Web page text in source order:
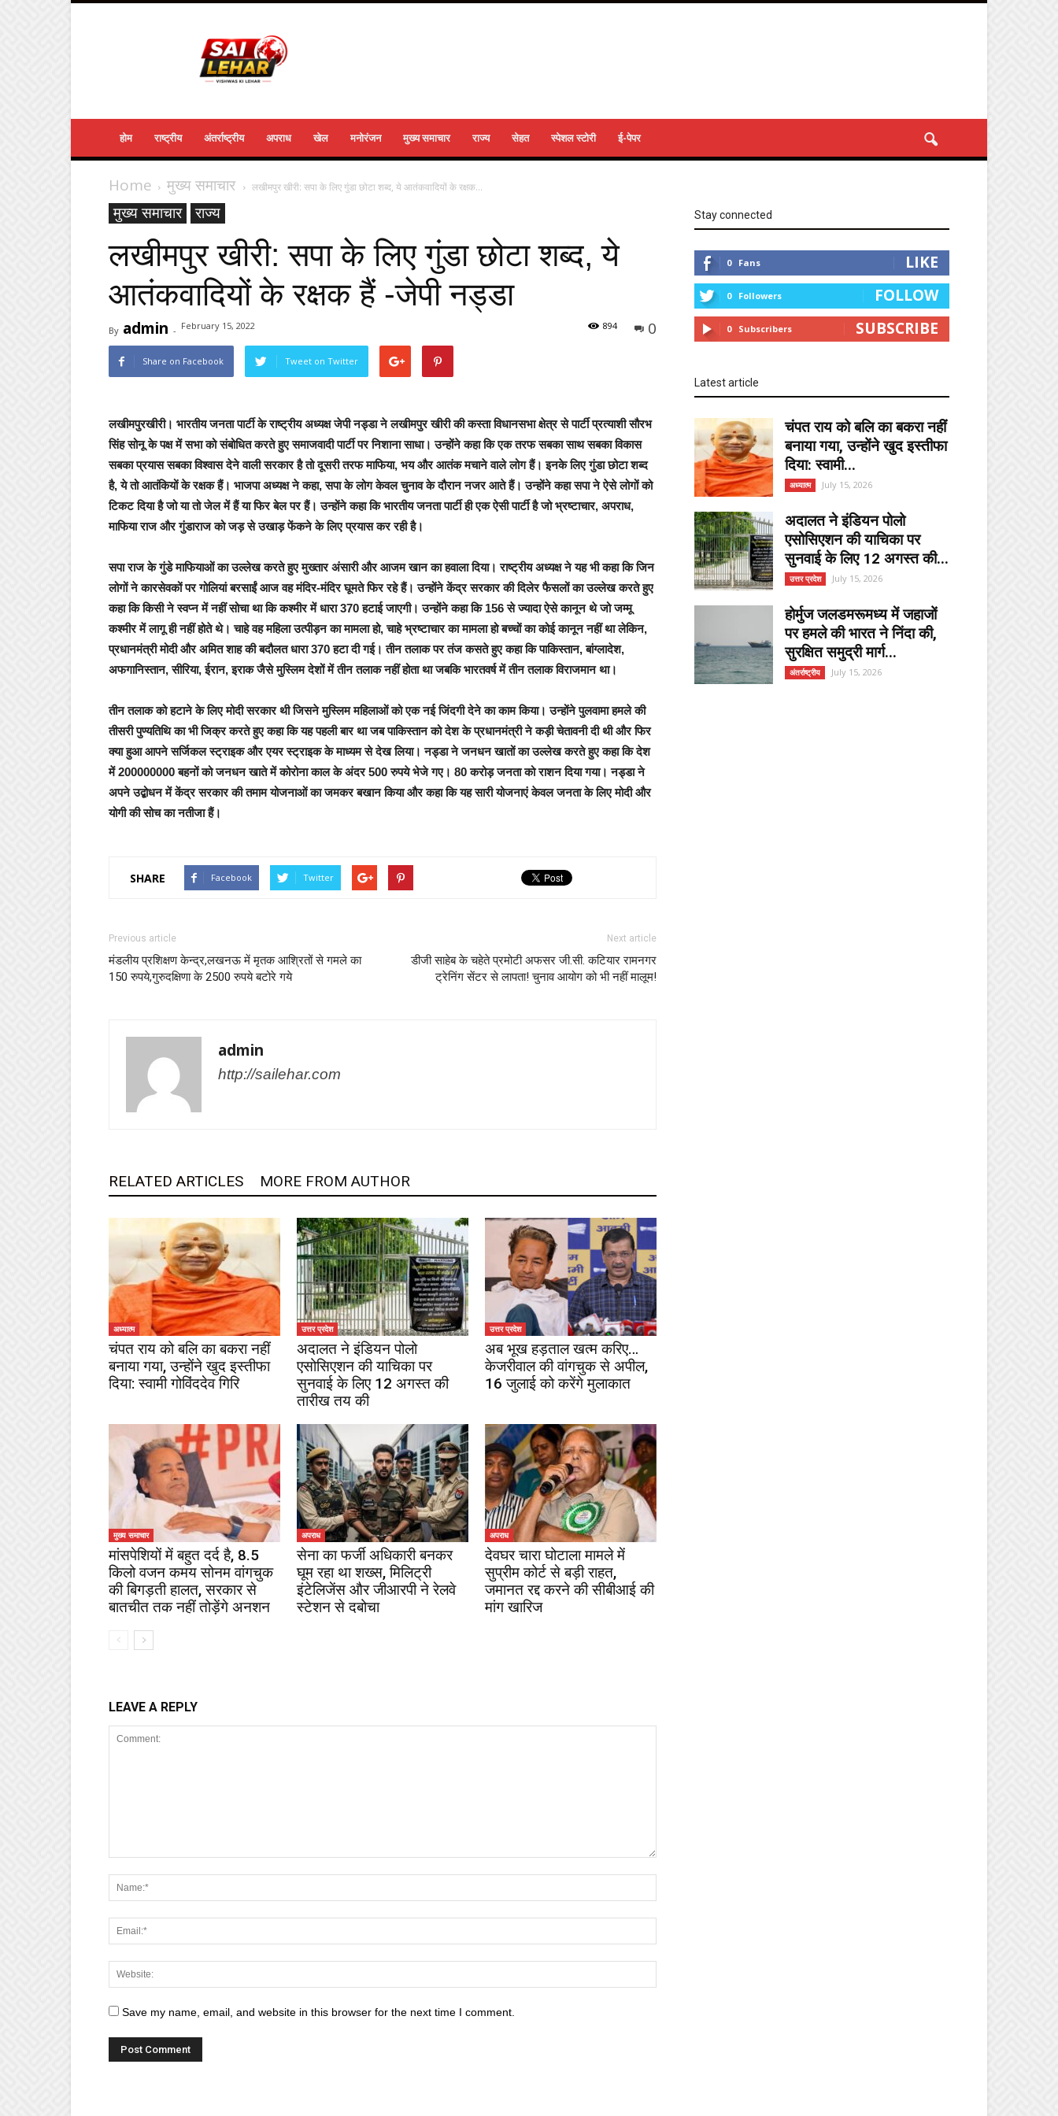
होम राष्ट्रीय अंतर्राष्ट्रीय अपराध खेल मनोरंजन मुख्य समाचार राज्य सेहत स्पेशल स्टोरी ई-पेपर
Home मुख्य समाचार लखीमपुर खीरी: सपा के लिए गुंडा छोटा शब्द, ये आतंकवादियों के रक्षक...
मुख्य समाचार राज्य
लखीमपुर खीरी: सपा के लिए गुंडा छोटा शब्द, ये
आतंकवादियों के रक्षक हैं -जेपी नड्डा
By admin - February 15, 2022 0
894
Share on Facebook Tweet on Twitter
लखीमपुरखीरी। भारतीय जनता पार्टी के राष्ट्रीय अध्यक्ष जेपी नड्डा ने लखीमपुर खीरी की कस्ता विधानसभा क्षेत्र से पार्टी प्रत्याशी सौरभ
सिंह सोनू के पक्ष में सभा को संबोधित करते हुए समाजवादी पार्टी पर निशाना साधा। उन्होंने कहा कि एक तरफ सबका साथ सबका विकास
सबका प्रयास सबका विश्वास देने वाली सरकार है तो दूसरी तरफ माफिया, भय और आतंक मचाने वाले लोग हैं। इनके लिए गुंडा छोटा शब्द
है, ये तो आतंकियों के रक्षक हैं। भाजपा अध्यक्ष ने कहा, सपा के लोग केवल चुनाव के दौरान नजर आते हैं। उन्होंने कहा सपा ने ऐसे लोगों को
टिकट दिया है जो या तो जेल में हैं या फिर बेल पर हैं। उन्होंने कहा कि भारतीय जनता पार्टी ही एक ऐसी पार्टी है जो भ्रष्टाचार, अपराध,
माफिया राज और गुंडाराज को जड़ से उखाड़ फेंकने के लिए प्रयास कर रही है।
सपा राज के गुंडे माफियाओं का उल्लेख करते हुए मुख्तार अंसारी और आजम खान का हवाला दिया। राष्ट्रीय अध्यक्ष ने यह भी कहा कि जिन
लोगों ने कारसेवकों पर गोलियां बरसाईं आज वह मंदिर-मंदिर घूमते फिर रहे हैं। उन्होंने केंद्र सरकार की दिलेर फैसलों का उल्लेख करते हुए
कहा कि किसी ने स्वप्न में नहीं सोचा था कि कश्मीर में धारा 370 हटाई जाएगी। उन्होंने कहा कि 156 से ज्यादा ऐसे कानून थे जो जम्मू
कश्मीर में लागू ही नहीं होते थे। चाहे वह महिला उत्पीड़न का मामला हो, चाहे भ्रष्टाचार का मामला हो बच्चों का कोई कानून नहीं था लेकिन,
प्रधानमंत्री मोदी और अमित शाह की बदौलत धारा 370 हटा दी गई। तीन तलाक पर तंज कसते हुए कहा कि पाकिस्तान, बांग्लादेश,
अफगानिस्तान, सीरिया, ईरान, इराक जैसे मुस्लिम देशों में तीन तलाक नहीं होता था जबकि भारतवर्ष में तीन तलाक विराजमान था।
तीन तलाक को हटाने के लिए मोदी सरकार थी जिसने मुस्लिम महिलाओं को एक नई जिंदगी देने का काम किया। उन्होंने पुलवामा हमले की
तीसरी पुण्यतिथि का भी जिक्र करते हुए कहा कि यह पहली बार था जब पाकिस्तान को देश के प्रधानमंत्री ने कड़ी चेतावनी दी थी और फिर
क्या हुआ आपने सर्जिकल स्ट्राइक और एयर स्ट्राइक के माध्यम से देख लिया। नड्डा ने जनधन खातों का उल्लेख करते हुए कहा कि देश
में 200000000 बहनों को जनधन खाते में कोरोना काल के अंदर 500 रुपये भेजे गए। 80 करोड़ जनता को राशन दिया गया। नड्डा ने
अपने उद्बोधन में केंद्र सरकार की तमाम योजनाओं का जमकर बखान किया और कहा कि यह सारी योजनाएं केवल जनता के लिए मोदी और
योगी की सोच का नतीजा हैं।
SHARE Facebook Twitter
Previous article
मंडलीय प्रशिक्षण केन्द्र,लखनऊ में मृतक आश्रितों से गमले का
150 रुपये,गुरुदक्षिणा के 2500 रुपये बटोरे गये
Next article
डीजी साहेब के चहेते प्रमोटी अफसर जी.सी. कटियार रामनगर
ट्रेनिंग सेंटर से लापता! चुनाव आयोग को भी नहीं मालूम!
admin
http://sailehar.com
RELATED ARTICLES MORE FROM AUTHOR
अध्यात्म
चंपत राय को बलि का बकरा नहीं
बनाया गया, उन्होंने खुद इस्तीफा
दिया: स्वामी गोविंददेव गिरि
उत्तर प्रदेश
अदालत ने इंडियन पोलो
एसोसिएशन की याचिका पर
सुनवाई के लिए 12 अगस्त की
तारीख तय की
उत्तर प्रदेश
अब भूख हड़ताल खत्म करिए…
केजरीवाल की वांगचुक से अपील,
16 जुलाई को करेंगे मुलाकात
मुख्य समाचार
मांसपेशियों में बहुत दर्द है, 8.5
किलो वजन कमय सोनम वांगचुक
की बिगड़ती हालत, सरकार से
बातचीत तक नहीं तोड़ेंगे अनशन
अपराध
सेना का फर्जी अधिकारी बनकर
घूम रहा था शख्स, मिलिट्री
इंटेलिजेंस और जीआरपी ने रेलवे
स्टेशन से दबोचा
अपराध
देवघर चारा घोटाला मामले में
सुप्रीम कोर्ट से बड़ी राहत,
जमानत रद्द करने की सीबीआई की
मांग खारिज
LEAVE A REPLY
Save my name, email, and website in this browser for the next time I comment.
Stay connected
0 Fans LIKE
0 Followers FOLLOW
0 Subscribers SUBSCRIBE
Latest article
चंपत राय को बलि का बकरा नहीं
बनाया गया, उन्होंने खुद इस्तीफा
दिया: स्वामी...
अध्यात्म July 15, 2026
अदालत ने इंडियन पोलो
एसोसिएशन की याचिका पर
सुनवाई के लिए 12 अगस्त की...
उत्तर प्रदेश July 15, 2026
होर्मुज जलडमरूमध्य में जहाजों
पर हमले की भारत ने निंदा की,
सुरक्षित समुद्री मार्ग...
अंतर्राष्ट्रीय July 15, 2026